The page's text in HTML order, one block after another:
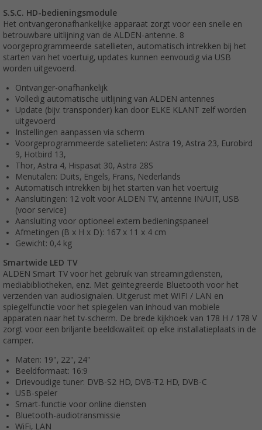
S.S.C. HD-bedieningsmodule
Het ontvangeronafhankelijke apparaat zorgt voor een snelle en
betrouwbare uitlijning van de ALDEN-antenne. 8
voorgeprogrammeerde satellieten, automatisch intrekken bij het
starten van het voertuig, updates kunnen eenvoudig via USB
worden uitgevoerd.
Ontvanger-onafhankelijk
Volledig automatische uitlijning van ALDEN antennes
Update (bijv. transponder) kan door ELKE KLANT zelf worden
uitgevoerd
Instellingen aanpassen via scherm
Voorgeprogrammeerde satellieten: Astra 19, Astra 23, Eurobird
9, Hotbird 13,
Thor, Astra 4, Hispasat 30, Astra 28S
Menutalen: Duits, Engels, Frans, Nederlands
Automatisch intrekken bij het starten van het voertuig
Aansluitingen: 12 volt voor ALDEN TV, antenne IN/UIT, USB
(voor service)
Aansluiting voor optioneel extern bedieningspaneel
Afmetingen (B x H x D): 167 x 11 x 4 cm
Gewicht: 0,4 kg
Smartwide LED TV
ALDEN Smart TV voor het gebruik van streamingdiensten,
mediabibliotheken, enz. Met geïntegreerde Bluetooth voor het
verzenden van audiosignalen. Uitgerust met WIFI / LAN en
spiegelfunctie voor het spiegelen van inhoud van mobiele
apparaten naar het tv-scherm. De brede kijkhoek van 178 H / 178 V
zorgt voor een briljante beeldkwaliteit op elke installatieplaats in de
camper.
Maten: 19", 22", 24"
Beeldformaat: 16:9
Drievoudige tuner: DVB-S2 HD, DVB-T2 HD, DVB-C
USB-speler
Smart-functie voor online diensten
Bluetooth-audiotransmissie
WiFi, LAN